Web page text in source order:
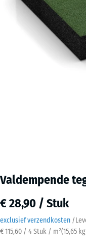
Valdempende
€ 28,90 / Stuk
exclusief verzendkosten /
€ 115,60 / 4 Stuk / m²(15,65 kg